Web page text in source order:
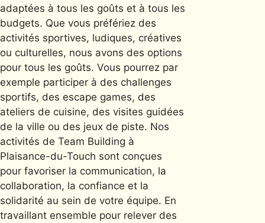
adaptées à tous les goûts et à tous les
budgets. Que vous préfériez des
activités sportives, ludiques, créatives
ou culturelles, nous avons des options
pour tous les goûts. Vous pourrez par
exemple participer à des challenges
sportifs, des escape games, des
ateliers de cuisine, des visites guidées
de la ville ou des jeux de piste. Nos
activités de Team Building à
Plaisance-du-Touch sont conçues
pour favoriser la communication, la
collaboration, la confiance et la
solidarité au sein de votre équipe. En
travaillant ensemble pour relever des